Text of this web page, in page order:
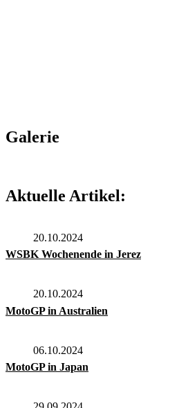
Galerie
Aktuelle Artikel:
20.10.2024
WSBK Wochenende in Jerez
20.10.2024
MotoGP in Australien
06.10.2024
MotoGP in Japan